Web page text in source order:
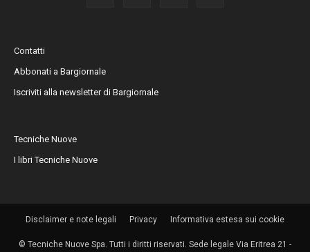
Contatti
Abbonati a Bargiornale
Iscriviti alla newsletter di Bargiornale
Tecniche Nuove
I libri Tecniche Nuove
Disclaimer e note legali Privacy Informativa estesa sui cookie
© Tecniche Nuove Spa. Tutti i diritti riservati. Sede legale Via Eritrea 21 -